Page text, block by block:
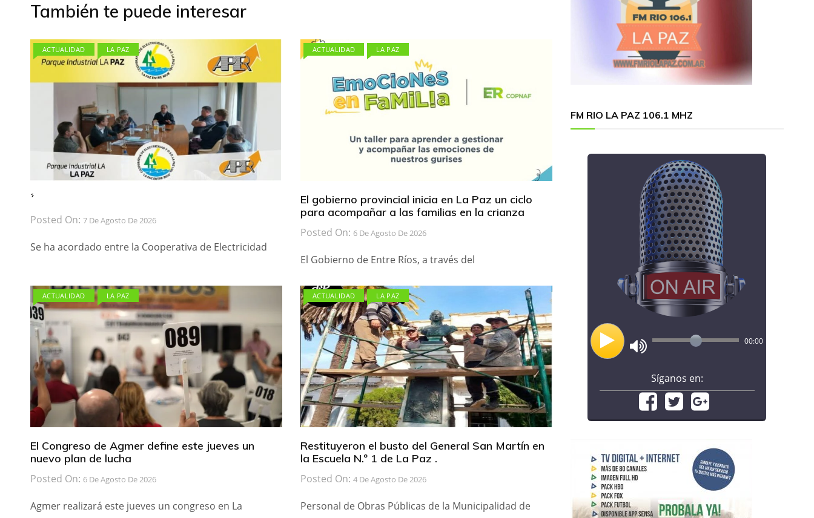
También te puede interesar
ACTUALIDAD LA PAZ
́ ́
Posted On: 7 De Agosto De 2026
Se ha acordado entre la Cooperativa de Electricidad
ACTUALIDAD LA PAZ
El gobierno provincial inicia en La Paz un ciclo
para acompañar a las familias en la crianza
Posted On: 6 De Agosto De 2026
El Gobierno de Entre Ríos, a través del
ACTUALIDAD LA PAZ
El Congreso de Agmer define este jueves un
nuevo plan de lucha
Posted On: 6 De Agosto De 2026
Agmer realizará este jueves un congreso en La
ACTUALIDAD LA PAZ
Restituyeron el busto del General San Martín en
la Escuela N.º 1 de La Paz .
Posted On: 4 De Agosto De 2026
Personal de Obras Públicas de la Municipalidad de
FM RIO LA PAZ 106.1 MHZ
00:00
Síganos en: